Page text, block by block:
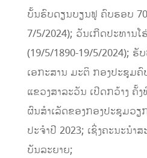
ບັ້ນຮົບດຽນບຽນຟູ ຄົບຮອບ
7/5/2024); ວັນເກີດປະທານ
(19/5/1890-19/5/2024);
ເອກະສານ ມະຕິ ກອງປະຊຸມ
ແຂວງສາລະວັນ ເປີດກວ້າງ ຄັ້
ຜົນສໍາເລັດຂອງກອງປະຊຸມວ
ປະຈໍາປີ 2023; ເຊິ່ງຄະນະນໍາ
ບັນລະຍາຍ;